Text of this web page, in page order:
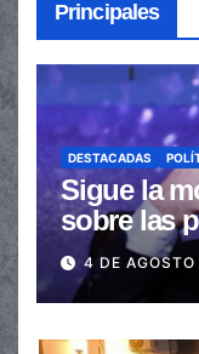
Principales
DESTACADAS
Sigue la
sobre las
de las
automáticas
4 DE